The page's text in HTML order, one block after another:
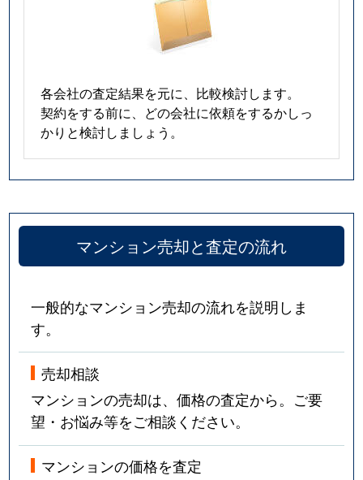
各会社の査定結果を元に、比較検討します。
契約をする前に、どの会社に依頼をするかしっ
かりと検討しましょう。
マンション売却と査定の流れ
一般的なマンション売却の流れを説明しま
す。
売却相談
マンションの売却は、価格の査定から。ご要
望・お悩み等をご相談ください。
マンションの価格を査定